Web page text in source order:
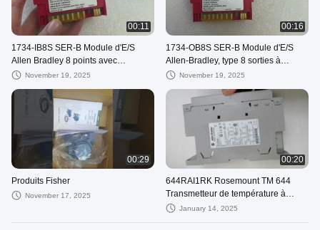
00:11
1734-IB8S SER-B Module d'E/S
Allen Bradley 8 points avec
diagnostic et protection contre les
November 19, 2025
00:16
1734-OB8S SER-B Module d'E/S
Allen-Bradley, type 8 sorties à
collecteur ouvert, 24V CC, pour
November 19, 2025
00:29
Produits Fisher
November 17, 2025
00:20
644RAI1RK Rosemount TM 644
Transmetteur de température à
montage de rails importé tout neuf
January 14, 2025